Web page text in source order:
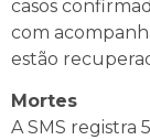
casos
com
estão
Mortes
A SMS registra